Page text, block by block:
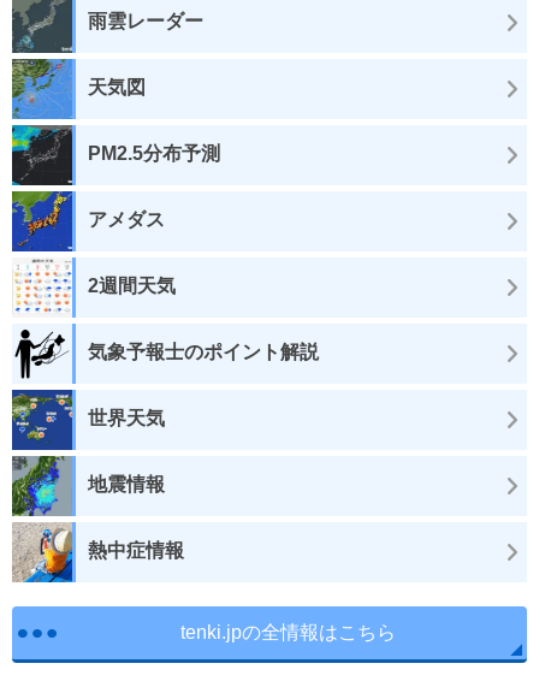
雨雲レーダー
天気図
PM2.5分布予測
アメダス
2週間天気
気象予報士のポイント解説
世界天気
地震情報
熱中症情報
tenki.jpの全情報はこちら